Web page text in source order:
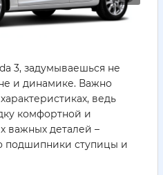
3, задумываешься не
и динамике. Важно
ведь
комфортной и
важных деталей –
подшипники ступицы и